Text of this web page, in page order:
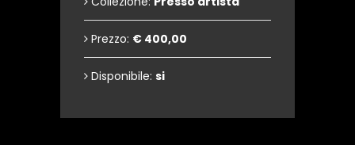
Prezzo: € 400,00
Disponibile: si